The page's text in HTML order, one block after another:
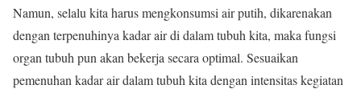
Namun, selalu kita harus mengkonsumsi air putih, dikarenakan
dengan terpenuhinya kadar air di dalam tubuh kita, maka fungsi
organ tubuh pun akan bekerja secara optimal. Sesuaikan
pemenuhan kadar air dalam tubuh kita dengan intensitas kegiatan